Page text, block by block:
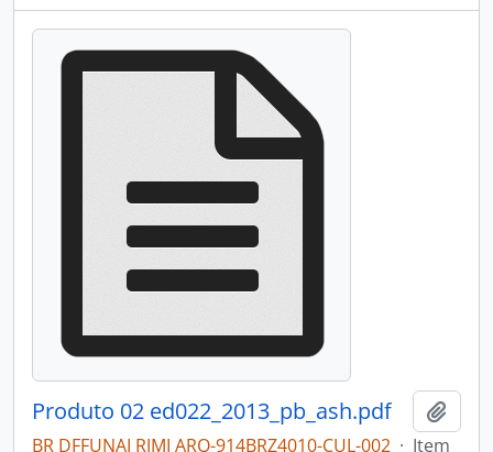
Produto 02 ed022_2013_pb_ash.pdf
BR DFFUNAI RJMI ARQ-914BRZ4010-CUL-002 · Item